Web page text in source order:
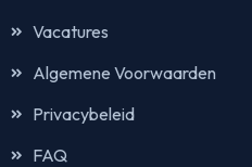
Vacatures
Algemene Voorwaarden
Privacybeleid
FAQ